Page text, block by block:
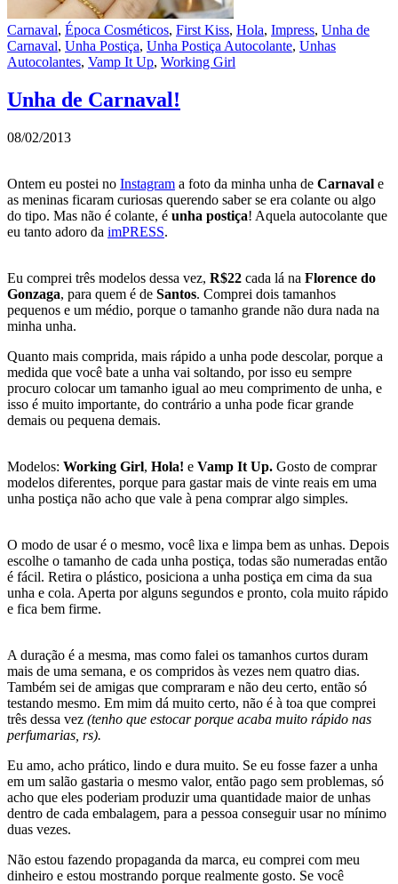
Carnaval, Época Cosméticos, First Kiss, Hola, Impress, Unha de
Carnaval, Unha Postiça, Unha Postiça Autocolante, Unhas
Autocolantes, Vamp It Up, Working Girl
Unha de Carnaval!
08/02/2013
Ontem eu postei no Instagram a foto da minha unha de Carnaval e
as meninas ficaram curiosas querendo saber se era colante ou algo
do tipo. Mas não é colante, é unha postiça! Aquela autocolante que
eu tanto adoro da imPRESS.
Eu comprei três modelos dessa vez, R$22 cada lá na Florence do
Gonzaga, para quem é de Santos. Comprei dois tamanhos
pequenos e um médio, porque o tamanho grande não dura nada na
minha unha.
Quanto mais comprida, mais rápido a unha pode descolar, porque a
medida que você bate a unha vai soltando, por isso eu sempre
procuro colocar um tamanho igual ao meu comprimento de unha, e
isso é muito importante, do contrário a unha pode ficar grande
demais ou pequena demais.
Modelos: Working Girl, Hola! e Vamp It Up. Gosto de comprar
modelos diferentes, porque para gastar mais de vinte reais em uma
unha postiça não acho que vale à pena comprar algo simples.
O modo de usar é o mesmo, você lixa e limpa bem as unhas. Depois
escolhe o tamanho de cada unha postiça, todas são numeradas então
é fácil. Retira o plástico, posiciona a unha postiça em cima da sua
unha e cola. Aperta por alguns segundos e pronto, cola muito rápido
e fica bem firme.
A duração é a mesma, mas como falei os tamanhos curtos duram
mais de uma semana, e os compridos às vezes nem quatro dias.
Também sei de amigas que compraram e não deu certo, então só
testando mesmo. Em mim dá muito certo, não é à toa que comprei
três dessa vez (tenho que estocar porque acaba muito rápido nas
perfumarias, rs).
Eu amo, acho prático, lindo e dura muito. Se eu fosse fazer a unha
em um salão gastaria o mesmo valor, então pago sem problemas, só
acho que eles poderiam produzir uma quantidade maior de unhas
dentro de cada embalagem, para a pessoa conseguir usar no mínimo
duas vezes.
Não estou fazendo propaganda da marca, eu comprei com meu
dinheiro e estou mostrando porque realmente gosto. Se você